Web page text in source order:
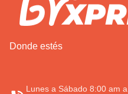
Donde estés
Lunes a Sábado 8:00 am a